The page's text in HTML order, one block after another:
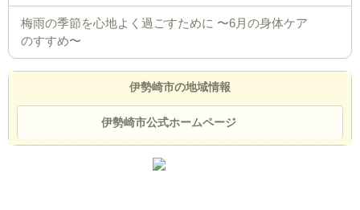
梅雨の季節を心地よく過ごすために 〜6月の身体ケア
のすすめ〜
伊勢崎市の地域情報
伊勢崎市公式ホームページ